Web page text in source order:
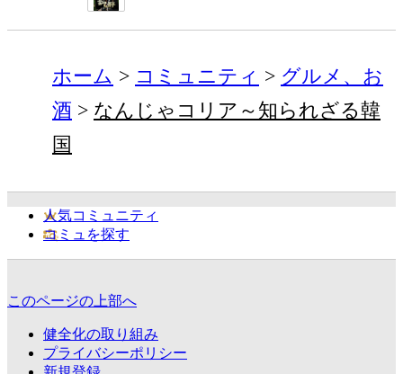
ホーム コミュニティ
グルメ、お
酒
なんじゃコリア～知られざる韓
国
人気コミュニティ
コミュを探す
このページの上部へ
健全化の取り組み
プライバシーポリシー